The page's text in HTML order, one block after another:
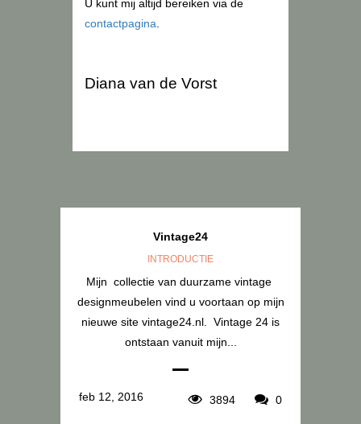
U kunt mij altijd bereiken via de
contactpagina
Diana van de Vorst
Vintage24
INTRODUCTIE
Mijn collectie van duurzame vintage
designmeubelen vind u voortaan op mijn
nieuwe site vintage24.nl. Vintage 24 is
ontstaan vanuit mijn...
feb 12, 2016 3894 0